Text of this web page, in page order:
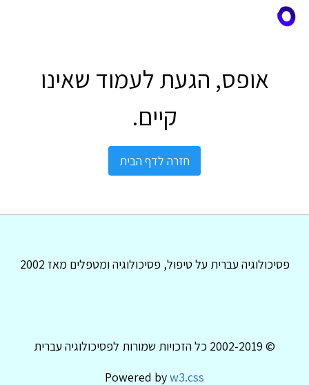
אופס, הגעת לעמוד שאינו
קיים.
חזרה לדף הבית
פסיכולוגיה עברית על טיפול, פסיכולוגיה ומטפלים מאז 2002
© 2002-2019 כל הזכויות שמורות לפסיכולוגיה עברית
Powered byw3.css